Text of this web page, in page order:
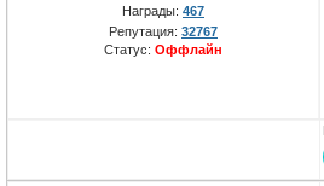
Награды: 467
Репутация: 32767
Статус: Оффлайн